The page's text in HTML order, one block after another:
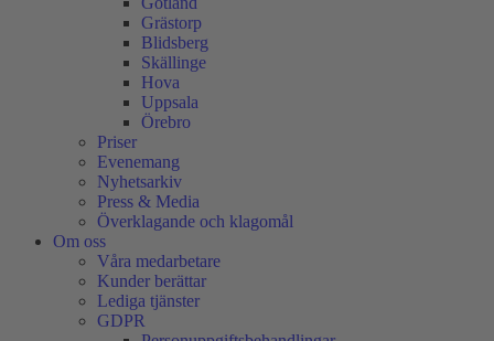
Grästorp
Blidsberg
Skällinge
Hova
Uppsala
Örebro
Priser
Evenemang
Nyhetsarkiv
Press & Media
Överklagande och klagomål
Om oss
Våra medarbetare
Kunder berättar
Lediga tjänster
GDPR